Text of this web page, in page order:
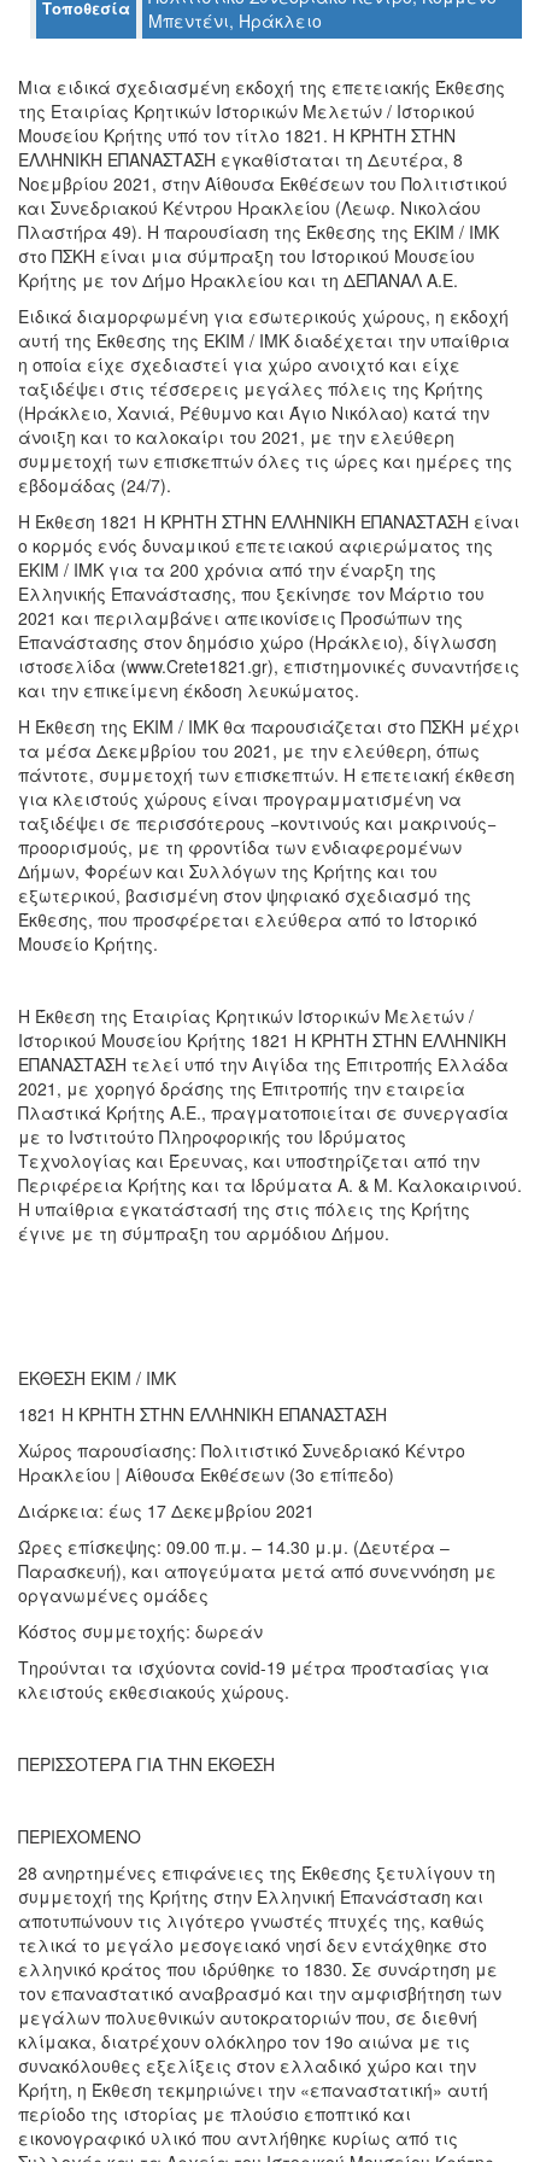
ΤΟΠΟΣ
ΜΑΣ
ΔΗΜΟΣ
ΠΟΛΙΤΙΣΜΟΣ
ΑΝΘΕΚΤΙΚΗ
ΠΟΛΗ
Τοποθεσία
Μπεντένι, Ηράκλειο
Μια ειδικά σχεδιασμένη εκδοχή της επετειακής Έκθεσης
της Εταιρίας Κρητικών Ιστορικών Μελετών / Ιστορικού
Μουσείου Κρήτης υπό τον τίτλο 1821. Η ΚΡΗΤΗ ΣΤΗΝ
ΕΛΛΗΝΙΚΗ ΕΠΑΝΑΣΤΑΣΗ εγκαθίσταται τη Δευτέρα, 8
Νοεμβρίου 2021, στην Αίθουσα Εκθέσεων του Πολιτιστικού
και Συνεδριακού Κέντρου Ηρακλείου (Λεωφ. Νικολάου
Πλαστήρα 49). Η παρουσίαση της Έκθεσης της ΕΚΙΜ / ΙΜΚ
στο ΠΣΚΗ είναι μια σύμπραξη του Ιστορικού Μουσείου
Κρήτης με τον Δήμο Ηρακλείου και τη ΔΕΠΑΝΑΛ Α.Ε.
Ειδικά διαμορφωμένη για εσωτερικούς χώρους, η εκδοχή
αυτή της Έκθεσης της ΕΚΙΜ / ΙΜΚ διαδέχεται την υπαίθρια
η οποία είχε σχεδιαστεί για χώρο ανοιχτό και είχε
ταξιδέψει στις τέσσερεις μεγάλες πόλεις της Κρήτης
(Ηράκλειο, Χανιά, Ρέθυμνο και Άγιο Νικόλαο) κατά την
άνοιξη και το καλοκαίρι του 2021, με την ελεύθερη
συμμετοχή των επισκεπτών όλες τις ώρες και ημέρες της
εβδομάδας (24/7).
Η Έκθεση 1821 Η ΚΡΗΤΗ ΣΤΗΝ ΕΛΛΗΝΙΚΗ ΕΠΑΝΑΣΤΑΣΗ είναι
ο κορμός ενός δυναμικού επετειακού αφιερώματος της
ΕΚΙΜ / ΙΜΚ για τα 200 χρόνια από την έναρξη της
Ελληνικής Επανάστασης, που ξεκίνησε τον Μάρτιο του
2021 και περιλαμβάνει απεικονίσεις Προσώπων της
Επανάστασης στον δημόσιο χώρο (Ηράκλειο), δίγλωσση
ιστοσελίδα (www.Crete1821.gr), επιστημονικές συναντήσεις
και την επικείμενη έκδοση λευκώματος.
Η Έκθεση της ΕΚΙΜ / ΙΜΚ θα παρουσιάζεται στο ΠΣΚΗ μέχρι
τα μέσα Δεκεμβρίου του 2021, με την ελεύθερη, όπως
πάντοτε, συμμετοχή των επισκεπτών. Η επετειακή έκθεση
για κλειστούς χώρους είναι προγραμματισμένη να
ταξιδέψει σε περισσότερους −κοντινούς και μακρινούς−
προορισμούς, με τη φροντίδα των ενδιαφερομένων
Δήμων, Φορέων και Συλλόγων της Κρήτης και του
εξωτερικού, βασισμένη στον ψηφιακό σχεδιασμό της
Έκθεσης, που προσφέρεται ελεύθερα από το Ιστορικό
Μουσείο Κρήτης.
Η Έκθεση της Εταιρίας Κρητικών Ιστορικών Μελετών /
Ιστορικού Μουσείου Κρήτης 1821 Η ΚΡΗΤΗ ΣΤΗΝ ΕΛΛΗΝΙΚΗ
ΕΠΑΝΑΣΤΑΣΗ τελεί υπό την Αιγίδα της Επιτροπής Ελλάδα
2021, με χορηγό δράσης της Επιτροπής την εταιρεία
Πλαστικά Κρήτης Α.Ε., πραγματοποιείται σε συνεργασία
με το Ινστιτούτο Πληροφορικής του Ιδρύματος
Τεχνολογίας και Έρευνας, και υποστηρίζεται από την
Περιφέρεια Κρήτης και τα Ιδρύματα Α. & Μ. Καλοκαιρινού.
Η υπαίθρια εγκατάστασή της στις πόλεις της Κρήτης
έγινε με τη σύμπραξη του αρμόδιου Δήμου.
ΕΚΘΕΣΗ ΕΚΙΜ / ΙΜΚ
1821 Η ΚΡΗΤΗ ΣΤΗΝ ΕΛΛΗΝΙΚΗ ΕΠΑΝΑΣΤΑΣΗ
Χώρος παρουσίασης: Πολιτιστικό Συνεδριακό Κέντρο
Ηρακλείου | Αίθουσα Εκθέσεων (3ο επίπεδο)
Διάρκεια: έως 17 Δεκεμβρίου 2021
Ώρες επίσκεψης: 09.00 π.μ. – 14.30 μ.μ. (Δευτέρα –
Παρασκευή), και απογεύματα μετά από συνεννόηση με
οργανωμένες ομάδες
Κόστος συμμετοχής: δωρεάν
Τηρούνται τα ισχύοντα covid-19 μέτρα προστασίας για
κλειστούς εκθεσιακούς χώρους.
ΠΕΡΙΣΣΟΤΕΡΑ ΓΙΑ ΤΗΝ ΕΚΘΕΣΗ
ΠΕΡΙΕΧΟΜΕΝΟ
28 ανηρτημένες επιφάνειες της Έκθεσης ξετυλίγουν τη
συμμετοχή της Κρήτης στην Ελληνική Επανάσταση και
αποτυπώνουν τις λιγότερο γνωστές πτυχές της, καθώς
τελικά το μεγάλο μεσογειακό νησί δεν εντάχθηκε στο
ελληνικό κράτος που ιδρύθηκε το 1830. Σε συνάρτηση με
τον επαναστατικό αναβρασμό και την αμφισβήτηση των
μεγάλων πολυεθνικών αυτοκρατοριών που, σε διεθνή
κλίμακα, διατρέχουν ολόκληρο τον 19ο αιώνα με τις
συνακόλουθες εξελίξεις στον ελλαδικό χώρο και την
Κρήτη, η Έκθεση τεκμηριώνει την «επαναστατική» αυτή
περίοδο της ιστορίας με πλούσιο εποπτικό και
εικονογραφικό υλικό που αντλήθηκε κυρίως από τις